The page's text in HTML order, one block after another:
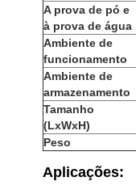
A prova de pó e
à prova de água
Ambiente de
funcionamento
Ambiente de
armazenamento
Tamanho
(LxWxH)
Peso
Aplicações: